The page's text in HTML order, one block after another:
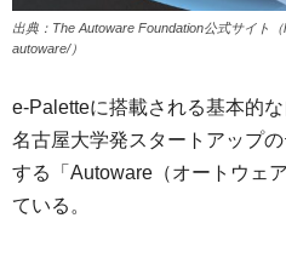
出典：The Autoware Foundation公式サイト
autoware/）
e-Paletteに搭載される基本的
名古屋大学発スタートアップ
する「Autoware（オートウェ
ている。